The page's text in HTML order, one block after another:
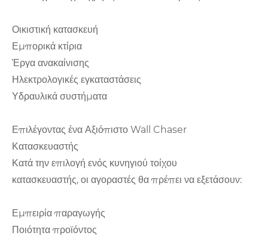
Οικιστική κατασκευή
Εμπορικά κτίρια
Έργα ανακαίνισης
Ηλεκτρολογικές εγκαταστάσεις
Υδραυλικά συστήματα
Επιλέγοντας ένα Αξιόπιστο Wall Chaser
Κατασκευαστής
Κατά την επιλογή ενός κυνηγιού τοίχου
κατασκευαστής, οι αγοραστές θα πρέπει να εξετάσουν:
Εμπειρία παραγωγής
Ποιότητα προϊόντος